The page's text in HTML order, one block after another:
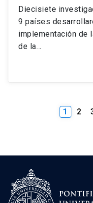
Diecisiete
9 países
implementación de
de la…
1 2